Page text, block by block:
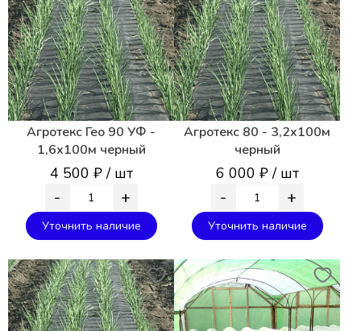
Агротекс Гео 90 УФ -
1,6х100м черный
4 500 ₽ / шт
- +
Уточнить наличие
Агротекс 80 - 3,2х100м
черный
6 000 ₽ / шт
- +
Уточнить наличие